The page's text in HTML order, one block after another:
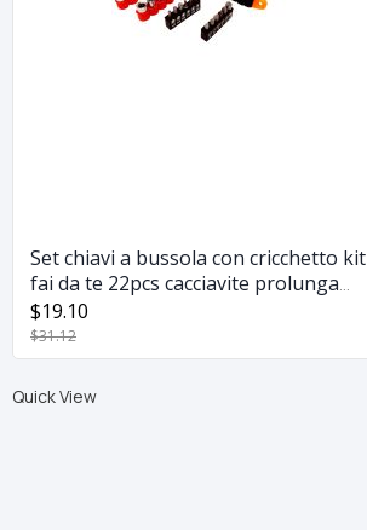
Set chiavi a bussola con cricchetto kit
fai da te 22pcs cacciavite prolunga
JL1017
$19.10
$31.12
Quick View